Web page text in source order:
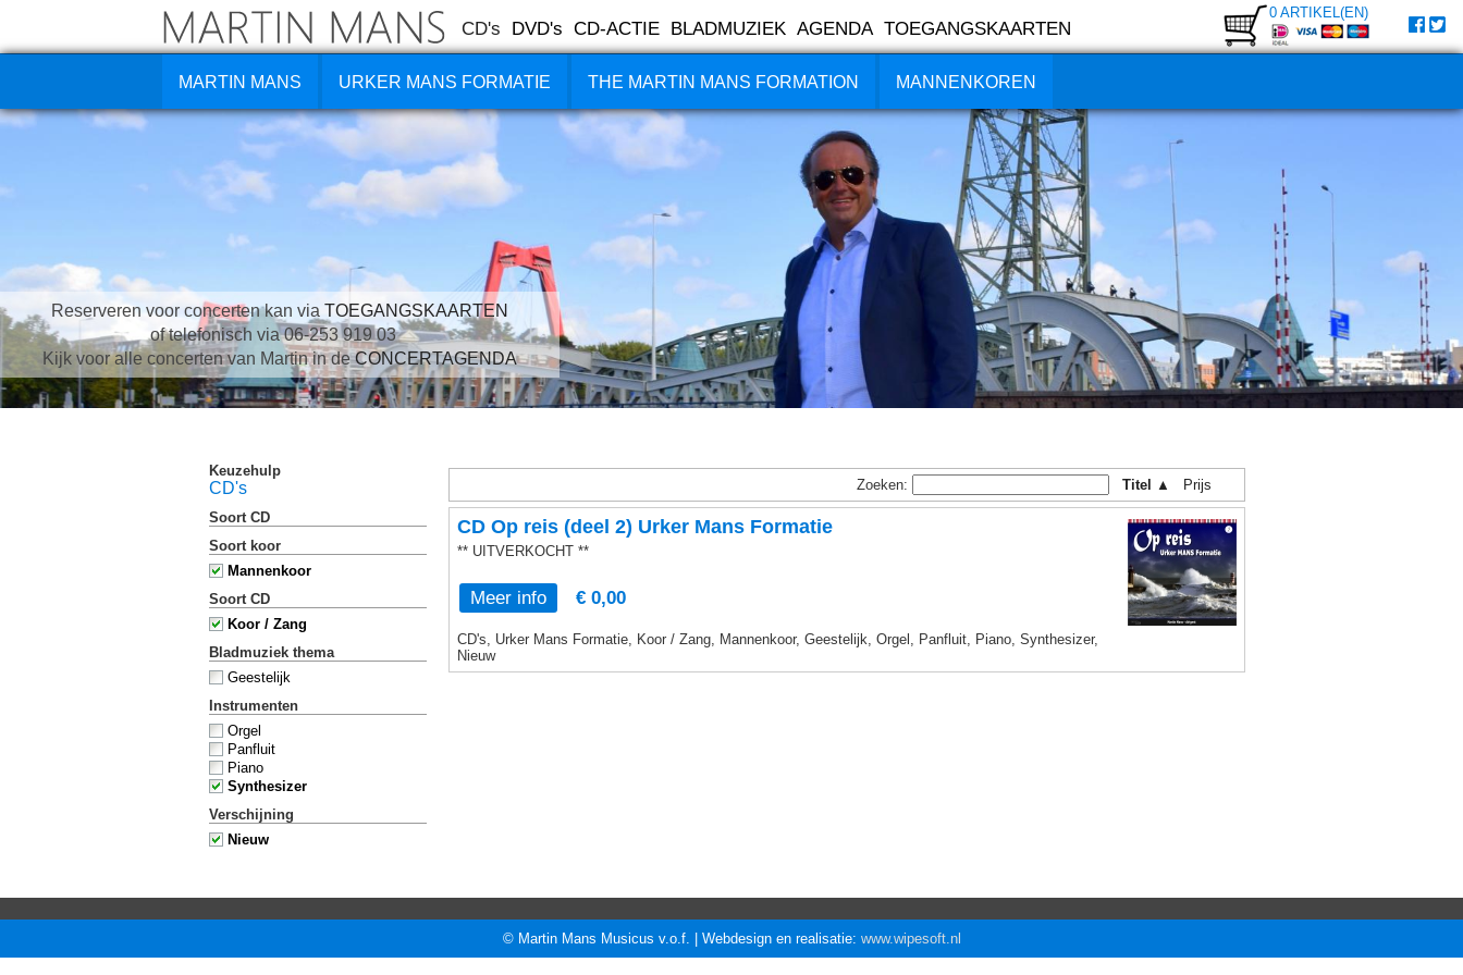
CD's DVD's CD-ACTIE BLADMUZIEK AGENDA TOEGANGSKAARTEN
0 ARTIKEL(EN)
MARTIN MANS URKER MANS FORMATIE THE MARTIN MANS FORMATION MANNENKOREN
Reserveren voor concerten kan via TOEGANGSKAARTEN
of telefonisch via 06-253 919 03
Kijk voor alle concerten van Martin in deCONCERTAGENDA
Keuzehulp
CD's
Soort CD
Soort koor
Mannenkoor
Soort CD
Koor / Zang
Bladmuziek thema
Geestelijk
Instrumenten
Orgel
Panfluit
Piano
Synthesizer
Verschijning
Nieuw
Zoeken: Titel ▲ Prijs
CD Op reis (deel 2) Urker Mans Formatie
** UITVERKOCHT **
Meer info € 0,00
CD's, Urker Mans Formatie, Koor / Zang, Mannenkoor, Geestelijk, Orgel, Panfluit, Piano, Synthesizer,
Nieuw
© Martin Mans Musicus v.o.f. | Webdesign en realisatie: www.wipesoft.nl